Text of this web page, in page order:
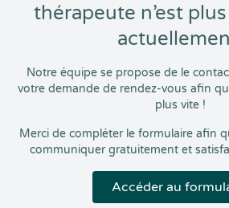
thérapeute n’est
Notre équipe se propose de le
votre demande de rendez-vous afin
plus vite !
Merci de compléter le formulaire afin
communiquer gratuitement et
Accéder au